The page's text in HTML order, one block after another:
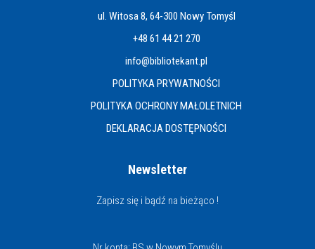
ul. Witosa 8, 64-300 Nowy Tomyśl
+48 61 44 21 270
info@bibliotekant.pl
POLITYKA PRYWATNOŚCI
POLITYKA OCHRONY MAŁOLETNICH
DEKLARACJA DOSTĘPNOŚCI
Newsletter
Zapisz się i bądź na bieżąco !